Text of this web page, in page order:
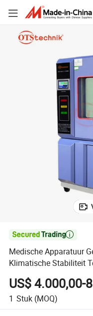
Medische Apparatuur

Medische Apparatuur
Klimatische Stabiliteit
US$ 4.000,00-
1 Stuk (MOQ)